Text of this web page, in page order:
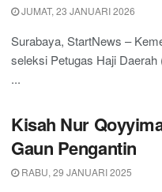
JUMAT, 23 JANUARI 2026
Surabaya, StartNews –
seleksi Petugas Haji
...
Kisah Nur
Gaun Pengantin
RABU, 29 JANUARI 2025